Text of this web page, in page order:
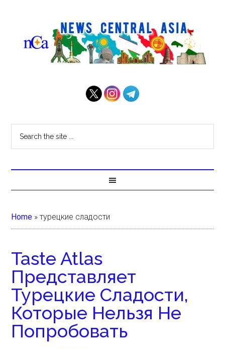
Home »турецкие сладости
Taste Atlas
Представляет
Турецкие Сладости,
Которые Нельзя Не
Попробовать